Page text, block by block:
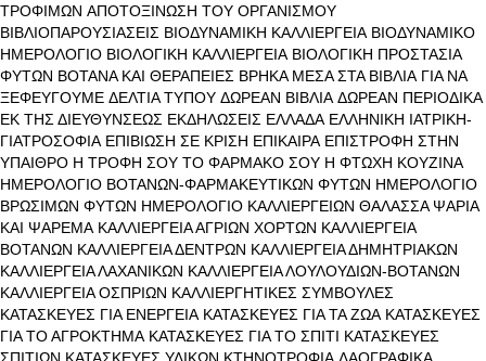
ΤΡΟΦΙΜΩΝ ΑΠΟΤΟΞΙΝΩΣΗ ΤΟΥ ΟΡΓΑΝΙΣΜΟΥ
ΒΙΒΛΙΟΠΑΡΟΥΣΙΑΣΕΙΣ ΒΙΟΔΥΝΑΜΙΚΗ ΚΑΛΛΙΕΡΓΕΙΑ ΒΙΟΔΥΝΑΜΙΚΟ
ΗΜΕΡΟΛΟΓΙΟ ΒΙΟΛΟΓΙΚΗ ΚΑΛΛΙΕΡΓΕΙΑ ΒΙΟΛΟΓΙΚΗ ΠΡΟΣΤΑΣΙΑ
ΦΥΤΩΝ ΒΟΤΑΝΑ ΚΑΙ ΘΕΡΑΠΕΙΕΣ ΒΡΗΚΑ ΜΕΣΑ ΣΤΑ ΒΙΒΛΙΑ ΓΙΑ ΝΑ
ΞΕΦΕΥΓΟΥΜΕ ΔΕΛΤΙΑ ΤΥΠΟΥ ΔΩΡΕΑΝ ΒΙΒΛΙΑ ΔΩΡΕΑΝ ΠΕΡΙΟΔΙΚΑ
ΕΚ ΤΗΣ ΔΙΕΥΘΥΝΣΕΩΣ ΕΚΔΗΛΩΣΕΙΣ ΕΛΛΑΔΑ ΕΛΛΗΝΙΚΗ ΙΑΤΡΙΚΗ-
ΓΙΑΤΡΟΣΟΦΙΑ ΕΠΙΒΙΩΣΗ ΣΕ ΚΡΙΣΗ ΕΠΙΚΑΙΡΑ ΕΠΙΣΤΡΟΦΗ ΣΤΗΝ
ΥΠΑΙΘΡΟ Η ΤΡΟΦΗ ΣΟΥ ΤΟ ΦΑΡΜΑΚΟ ΣΟΥ Η ΦΤΩΧΗ ΚΟΥΖΙΝΑ
ΗΜΕΡΟΛΟΓΙΟ ΒΟΤΑΝΩΝ-ΦΑΡΜΑΚΕΥΤΙΚΩΝ ΦΥΤΩΝ ΗΜΕΡΟΛΟΓΙΟ
ΒΡΩΣΙΜΩΝ ΦΥΤΩΝ ΗΜΕΡΟΛΟΓΙΟ ΚΑΛΛΙΕΡΓΕΙΩΝ ΘΑΛΑΣΣΑ ΨΑΡΙΑ
ΚΑΙ ΨΑΡΕΜΑ ΚΑΛΛΙΕΡΓΕΙΑ ΑΓΡΙΩΝ ΧΟΡΤΩΝ ΚΑΛΛΙΕΡΓΕΙΑ
ΒΟΤΑΝΩΝ ΚΑΛΛΙΕΡΓΕΙΑ ΔΕΝΤΡΩΝ ΚΑΛΛΙΕΡΓΕΙΑ ΔΗΜΗΤΡΙΑΚΩΝ
ΚΑΛΛΙΕΡΓΕΙΑ ΛΑΧΑΝΙΚΩΝ ΚΑΛΛΙΕΡΓΕΙΑ ΛΟΥΛΟΥΔΙΩΝ-ΒΟΤΑΝΩΝ
ΚΑΛΛΙΕΡΓΕΙΑ ΟΣΠΡΙΩΝ ΚΑΛΛΙΕΡΓΗΤΙΚΕΣ ΣΥΜΒΟΥΛΕΣ
ΚΑΤΑΣΚΕΥΕΣ ΓΙΑ ΕΝΕΡΓΕΙΑ ΚΑΤΑΣΚΕΥΕΣ ΓΙΑ ΤΑ ΖΩΑ ΚΑΤΑΣΚΕΥΕΣ
ΓΙΑ ΤΟ ΑΓΡΟΚΤΗΜΑ ΚΑΤΑΣΚΕΥΕΣ ΓΙΑ ΤΟ ΣΠΙΤΙ ΚΑΤΑΣΚΕΥΕΣ
ΣΠΙΤΙΩΝ ΚΑΤΑΣΚΕΥΕΣ ΥΛΙΚΩΝ ΚΤΗΝΟΤΡΟΦΙΑ ΛΑΟΓΡΑΦΙΚΑ